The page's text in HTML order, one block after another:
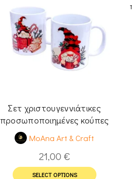
Σετ χριστουγεννιάτικες
προσωποποιημένες κούπες
MoAna Art & Craft
21,00 €
SELECT OPTIONS